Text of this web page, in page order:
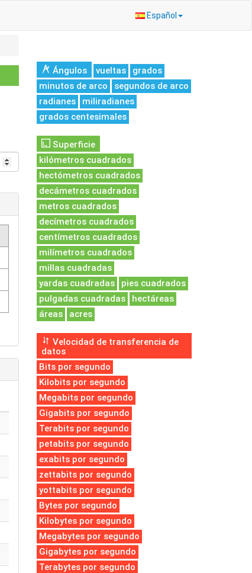
Español
Ángulos vueltas
grados
minutos de arco
segundos de arco
radianes
miliradianes
grados centesimales
Superficie
kilómetros cuadrados
hectómetros cuadrados
decámetros cuadrados
metros cuadrados
decímetros cuadrados
centímetros cuadrados
milímetros cuadrados
millas cuadradas
yardas cuadradas
pies cuadrados
pulgadas cuadradas
hectáreas
áreas
acres
Velocidad de transferencia de
datos
Bits por segundo
Kilobits por segundo
Megabits por segundo
Gigabits por segundo
Terabits por segundo
petabits por segundo
exabits por segundo
zettabits por segundo
yottabits por segundo
Bytes por segundo
Kilobytes por segundo
Megabytes por segundo
Gigabytes por segundo
Terabytes por segundo